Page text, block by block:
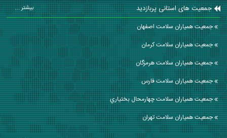
جمعیت های استانی پربازدید بیشتر ...
جمعیت همیاران سلامت اصفهان
جمعیت همیاران سلامت كرمان
جمعیت همیاران سلامت هرمزگان
جمعیت همیاران سلامت فارس
جمعیت همیاران سلامت چهارمحال بختياري
جمعیت همیاران سلامت تهران